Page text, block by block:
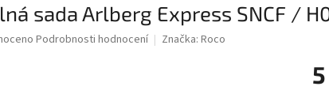
sada Arlberg Express SNCF /
Podrobnosti hodnocení Značka: Roco